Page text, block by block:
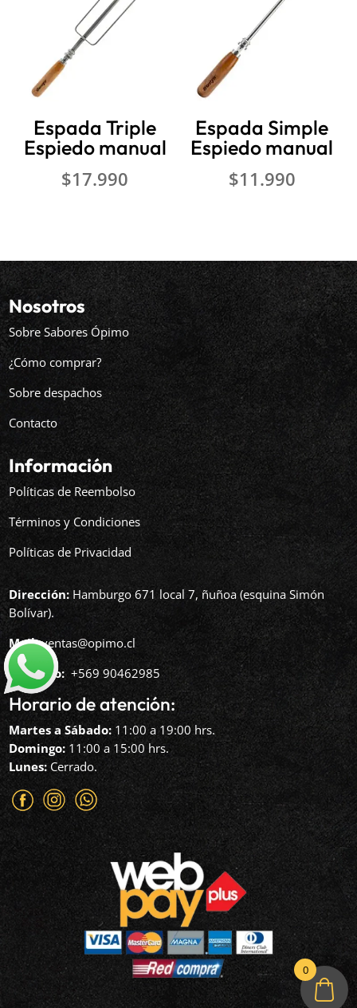
Espada Triple
Espiedo manual
$17.990
Espada Simple
Espiedo manual
$11.990
Nosotros
Sobre Sabores Ópimo
¿Cómo comprar?
Sobre despachos
Contacto
Información
Políticas de Reembolso
Términos y Condiciones
Políticas de Privacidad
Dirección: Hamburgo 671 local 7, ñuñoa (esquina Simón
Bolívar).
Mail: ventas@opimo.cl
Teléfono: ‪+569 90462985‬
Horario de atención:
Martes a Sábado: 11:00 a 19:00 hrs.
Domingo: 11:00 a 15:00 hrs.
Lunes: Cerrado.
0